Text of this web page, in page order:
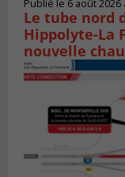
Publié le 6 août 2026
Le tube nord
Hippolyte-La
nouvelle